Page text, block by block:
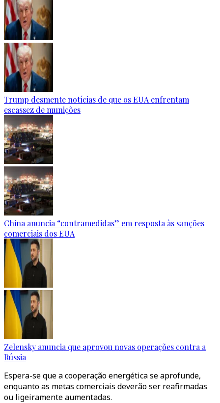
Trump desmente notícias de que os EUA enfrentam
escassez de munições
China anuncia “contramedidas” em resposta às sanções
comerciais dos EUA
Zelensky anuncia que aprovou novas operações contra a
Rússia
Espera-se que a cooperação energética se aprofunde,
enquanto as metas comerciais deverão ser reafirmadas
ou ligeiramente aumentadas.